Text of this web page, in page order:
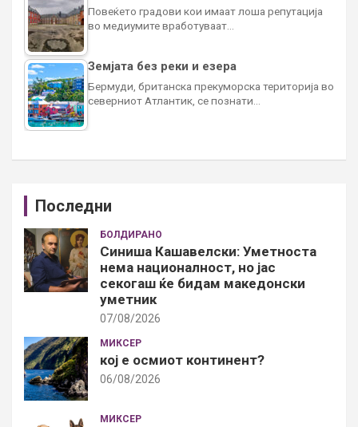
Повеќето градови кои имаат лоша репутација
во медиумите вработуваат…
Земјата без реки и езера
Бермуди, британска прекуморска територија во
северниот Атлантик, се познати…
Последни
БОЛДИРАНО
Синиша Кашавелски: Уметноста
нема националност, но јас
секогаш ќе бидам македонски
уметник
07/08/2026
МИКСЕР
кој е осмиот континент?
06/08/2026
МИКСЕР